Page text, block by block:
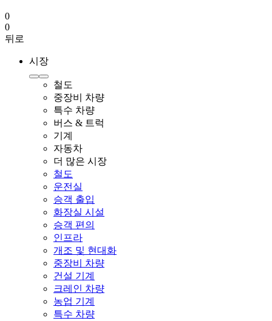
0
0
뒤로
시장
철도
중장비 차량
특수 차량
버스 & 트럭
기계
자동차
더 많은 시장
철도
운전실
승객 출입
화장실 시설
승객 편의
인프라
개조 및 현대화
중장비 차량
건설 기계
크레인 차량
농업 기계
특수 차량